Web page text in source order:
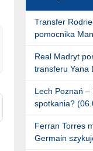
Transfer
pomocnika
Real Madryt
transferu Yana
Lech Poznań –
spotkania?
Ferran Torres
Germain